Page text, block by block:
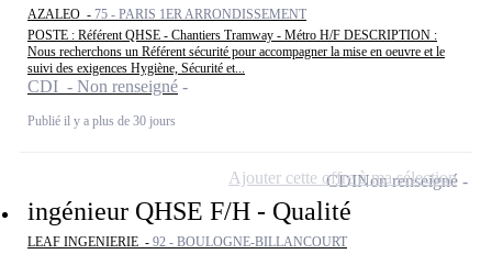
AZALEO - 75 - PARIS 1ER ARRONDISSEMENT
POSTE : Référent QHSE - Chantiers Tramway - Métro H/F DESCRIPTION :
Nous recherchons un Référent sécurité pour accompagner la mise en oeuvre et le
suivi des exigences Hygiène, Sécurité et...
CDI - Non renseigné
Publié il y a plus de 30 jours
ingénieur QHSE F/H - Qualité
LEAF INGENIERIE - 92 - BOULOGNE-BILLANCOURT
CDINon renseigné
Ajouter cette offre à ma sélection